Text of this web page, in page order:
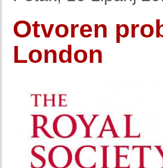
Otvoren
London